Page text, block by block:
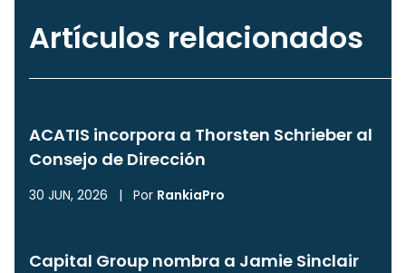
Artículos relacionados
ACATIS incorpora a Thorsten Schrieber al
Consejo de Dirección
30 JUN, 2026 | Por RankiaPro
Capital Group nombra a Jamie Sinclair